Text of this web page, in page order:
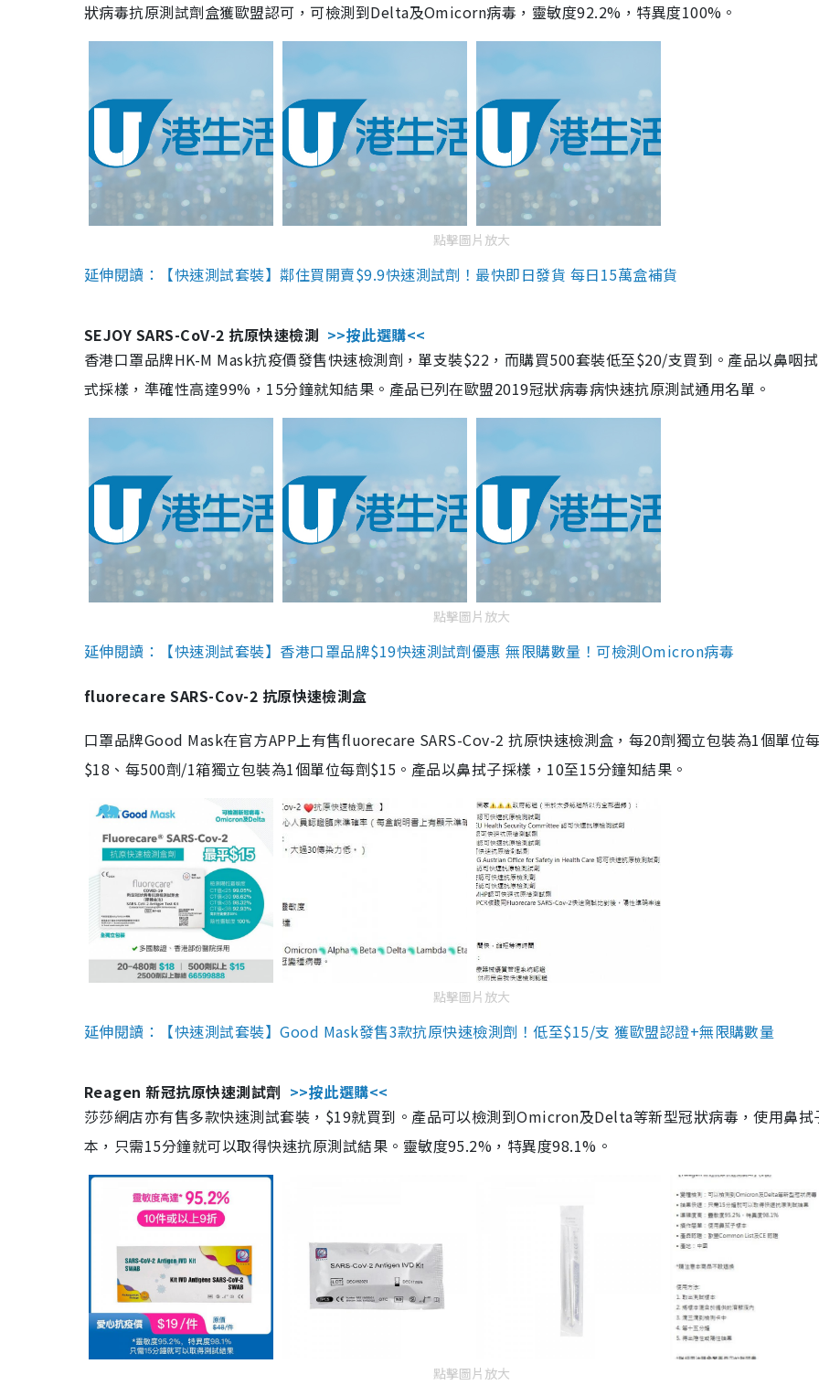
狀病毒抗原測試劑盒獲歐盟認可，可檢測到Delta及Omicorn病毒，靈敏度92.2%，特異度100%。
點擊圖片放大
延伸閱讀：【快速測試套裝】鄰住買開賣$9.9快速測試劑！最快即日發貨 每日15萬盒補貨
SEJOY SARS-CoV-2 抗原快速檢測 >>按此選購<<
香港口罩品牌HK-M Mask抗疫價發售快速檢測劑，單支裝$22，而購買500套裝低至$20/支買到。產品以鼻咽
式採樣，準確性高達99%，15分鐘就知結果。產品已列在歐盟2019冠狀病毒病快速抗原測試通用名單。
點擊圖片放大
延伸閱讀：【快速測試套裝】香港口罩品牌$19快速測試劑優惠 無限購數量！可檢測Omicron病毒
fluorecare SARS-Cov-2 抗原快速檢測盒
口罩品牌Good Mask在官方APP上有售fluorecare SARS-Cov-2 抗原快速檢測盒，每20劑獨立包裝為1個單位
$18、每500劑/1箱獨立包裝為1個單位每劑$15。產品以鼻拭子採樣，10至15分鐘知結果。
點擊圖片放大
延伸閱讀：【快速測試套裝】Good Mask發售3款抗原快速檢測劑！低至$15/支 獲歐盟認證+無限購數量
Reagen 新冠抗原快速測試劑 >>按此選購<<
莎莎網店亦有售多款快速測試套裝，$19就買到。產品可以檢測到Omicron及Delta等新型冠狀病毒，使用鼻拭
本，只需15分鐘就可以取得快速抗原測試結果。靈敏度95.2%，特異度98.1%。
點擊圖片放大